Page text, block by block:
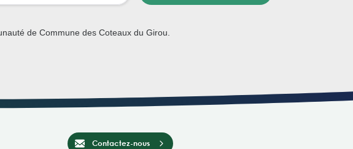
de Commune des Coteaux du Girou.
Contactez-nous